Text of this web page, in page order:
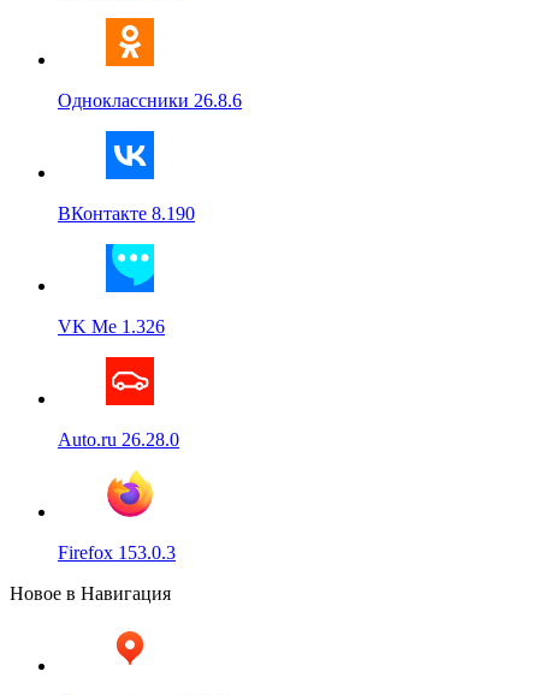
Одноклассники 26.8.6
ВКонтакте 8.190
VK Me 1.326
Auto.ru 26.28.0
Firefox 153.0.3
Новое в Навигация